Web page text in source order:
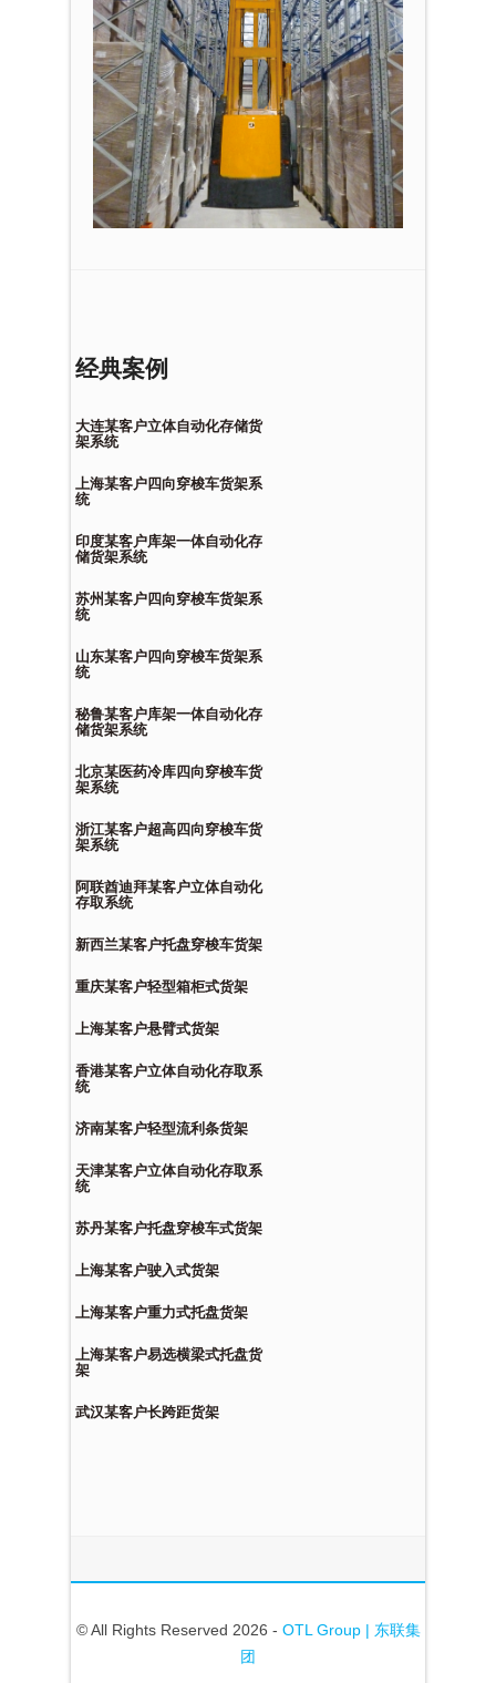
经典案例
大连某客户立体自动化存储货
架系统
上海某客户四向穿梭车货架系
统
印度某客户库架一体自动化存
储货架系统
苏州某客户四向穿梭车货架系
统
山东某客户四向穿梭车货架系
统
秘鲁某客户库架一体自动化存
储货架系统
北京某医药冷库四向穿梭车货
架系统
浙江某客户超高四向穿梭车货
架系统
阿联酋迪拜某客户立体自动化
存取系统
新西兰某客户托盘穿梭车货架
重庆某客户轻型箱柜式货架
上海某客户悬臂式货架
香港某客户立体自动化存取系
统
济南某客户轻型流利条货架
天津某客户立体自动化存取系
统
苏丹某客户托盘穿梭车式货架
上海某客户驶入式货架
上海某客户重力式托盘货架
上海某客户易选横梁式托盘货
架
武汉某客户长跨距货架
© All Rights Reserved 2026 - OTL Group | 东联集
团